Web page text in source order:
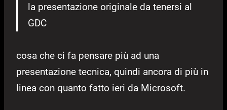
la presentazione originale da tenersi al
GDC
cosa che ci fa pensare più ad una
presentazione tecnica, quindi ancora di più in
linea con quanto fatto ieri da Microsoft.